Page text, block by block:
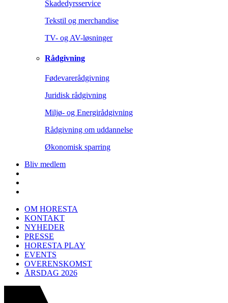
Skadedyrsservice
Tekstil og merchandise
TV- og AV-løsninger
Rådgivning
Fødevarerådgivning
Juridisk rådgivning
Miljø- og Energirådgivning
Rådgivning om uddannelse
Økonomisk sparring
Bliv medlem
OM HORESTA
KONTAKT
NYHEDER
PRESSE
HORESTA PLAY
EVENTS
OVERENSKOMST
ÅRSDAG 2026